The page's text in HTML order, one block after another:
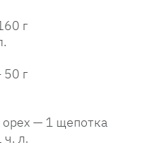
г
50 г
— 1 щепотка
л.